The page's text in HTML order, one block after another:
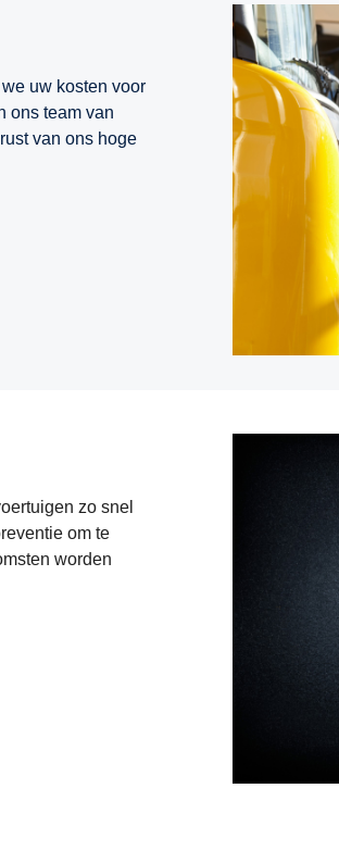
uw kosten voor
ons team van
van ons hoge
zo snel
om te
worden